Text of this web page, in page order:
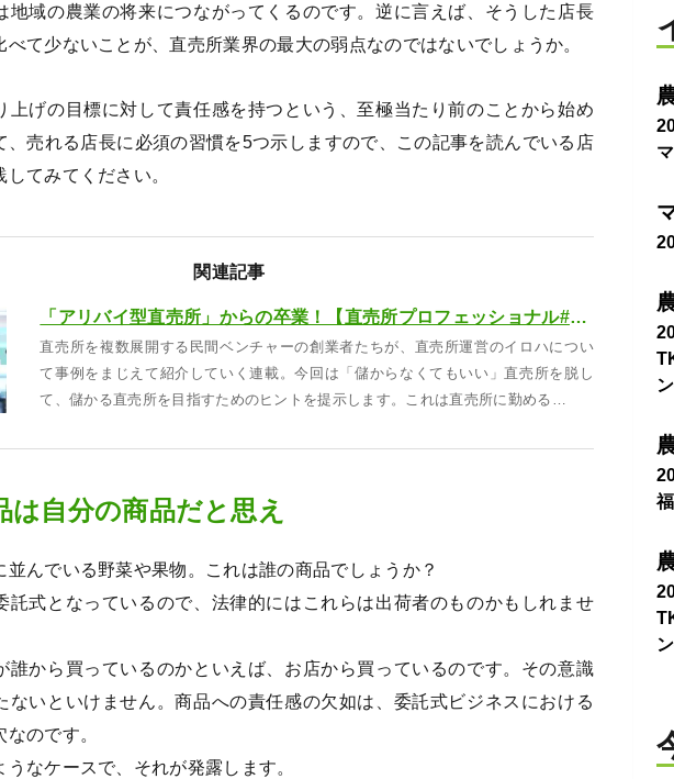
地域の農業の将来につながってくるのです。逆に言えば、そうした店長
べて少ないことが、直売所業界の最大の弱点なのではないでしょうか。
上げの目標に対して責任感を持つという、至極当たり前のことから始め
、売れる店長に必須の習慣を5つ示しますので、この記事を読んでいる店
てみてください。
関連記事
「アリバイ型直売所」からの卒業！【直売所プロフェッショナル#13】
直売所を複数展開する民間ベンチャーの創業者たちが、直売所運営のイロハについ
て事例をまじえて紹介していく連載。今回は「儲からなくてもいい」直売所を脱し
て、儲かる直売所を目指すためのヒントを提示します。これは直売所に勤める…
自分の商品だと思え
並んでいる野菜や果物。これは誰の商品でしょうか？
託式となっているので、法律的にはこれらは出荷者のものかもしれませ
誰から買っているのかといえば、お店から買っているのです。その意識
ないといけません。商品への責任感の欠如は、委託式ビジネスにおける
のです。
なケースで、それが発露します。